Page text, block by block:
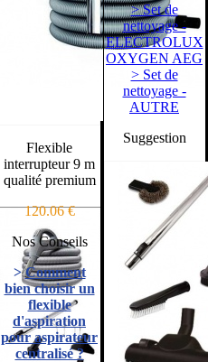
Flexible
interrupteur 9 m
qualité premium
120.06 €
Nos Conseils
>Comment
bien choisir un
flexible
d'aspiration
pour aspirateur
centralisé ?
> Set de
nettoyage -
ELECTROLUX
OXYGEN AEG
> Set de
nettoyage -
AUTRE
Suggestion